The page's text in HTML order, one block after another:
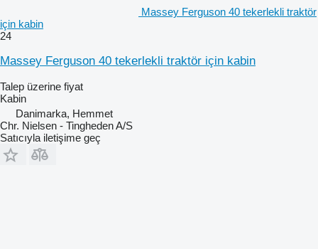
Massey Ferguson 40 tekerlekli traktör
için kabin
24
Massey Ferguson 40 tekerlekli traktör için kabin
Talep üzerine fiyat
Kabin
Danimarka, Hemmet
Chr. Nielsen - Tingheden A/S
Satıcıyla iletişime geç